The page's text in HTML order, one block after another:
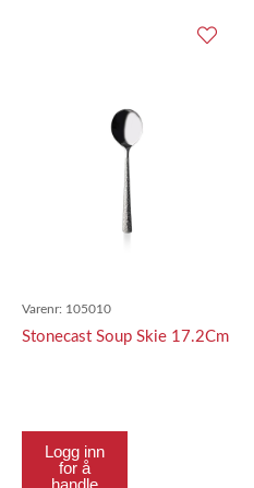
Varenr: 105010
Stonecast Soup Skie 17.2Cm
Logg inn
for å
handle